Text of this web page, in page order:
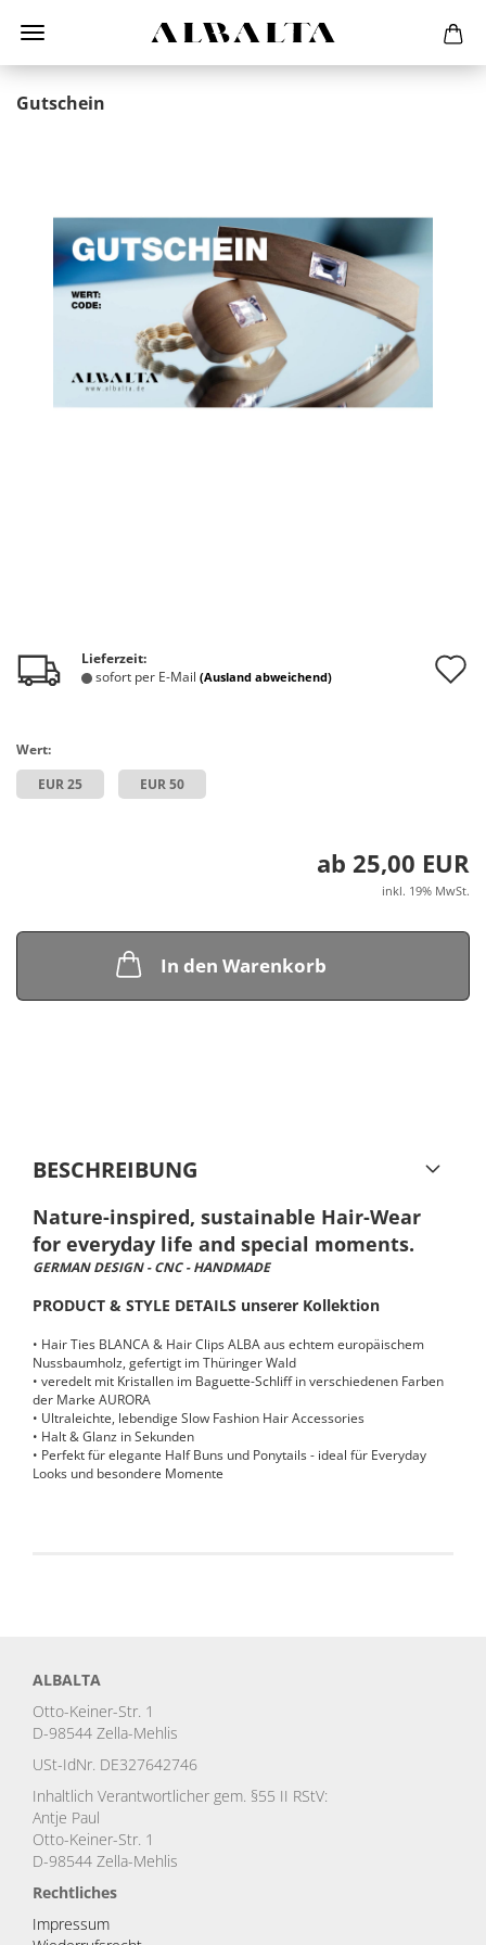
Gutschein
Lieferzeit:
sofort per E-Mail (Ausland abweichend)
Wert:
EUR 25
EUR 50
ab 25,00 EUR
inkl. 19% MwSt.
In den Warenkorb
BESCHREIBUNG
Nature-inspired, sustainable Hair-Wear
for everyday life and special moments.
GERMAN DESIGN - CNC - HANDMADE
PRODUCT & STYLE DETAILS unserer Kollektion
• Hair Ties BLANCA & Hair Clips ALBA aus echtem europäischem
Nussbaumholz, gefertigt im Thüringer Wald
• veredelt mit Kristallen im Baguette-Schliff in verschiedenen Farben
der Marke AURORA
• Ultraleichte, lebendige Slow Fashion Hair Accessories
• Halt & Glanz in Sekunden
• Perfekt für elegante Half Buns und Ponytails - ideal für Everyday
Looks und besondere Momente
ALBALTA
Otto-Keiner-Str. 1
D-98544 Zella-Mehlis
USt-IdNr. DE327642746
Inhaltlich Verantwortlicher gem. §55 II RStV:
Antje Paul
Otto-Keiner-Str. 1
D-98544 Zella-Mehlis
Rechtliches
Impressum